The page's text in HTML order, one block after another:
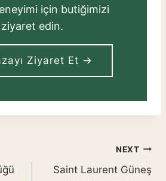
için butiğimizi
ziyaret edin.
Ziyaret Et →
NEXT
Saint Laurent Güneş